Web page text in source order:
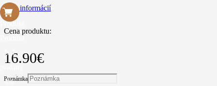
Produkt
bol
do
Viac informácií
Cena produktu:
16.90€
Poznámka